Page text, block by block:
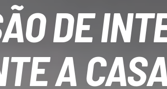
DE
A